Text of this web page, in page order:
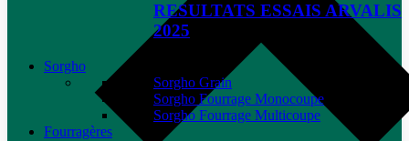
RESULTATS ESSAIS ARVALIS
2025
Sorgho
Sorgho Grain
Sorgho Fourrage Monocoupe
Sorgho Fourrage Multicoupe
Fourragères